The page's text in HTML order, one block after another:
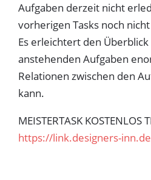
Aufgaben derzeit nicht
vorherigen Tasks noch
Es erleichtert den
anstehenden Aufgaben
Relationen zwischen den
kann.
MEISTERTASK KOSTENLOS
https://link.designers-